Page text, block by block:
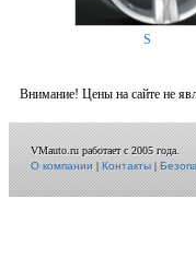
S
Внимание! Цены на сайте не
VMauto.ru работает с 2005 года.
О компании|Контакты|